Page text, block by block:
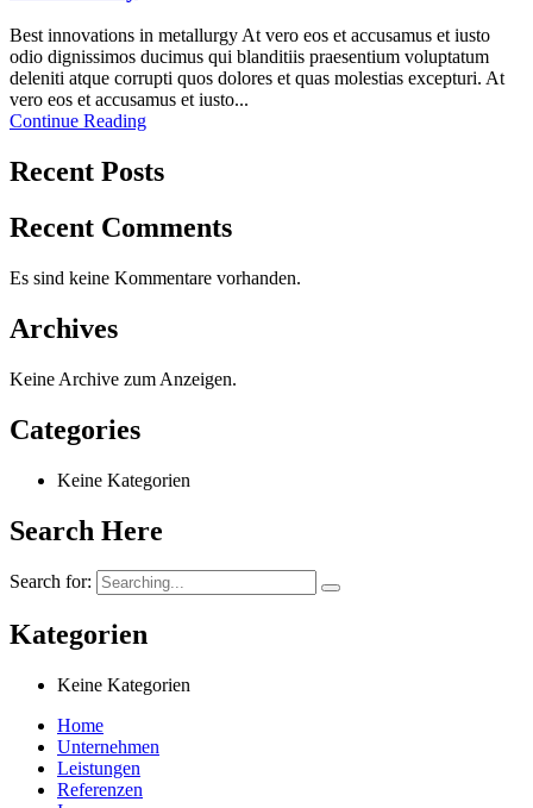
Best innovations in metallurgy At vero eos et accusamus et iusto
odio dignissimos ducimus qui blanditiis praesentium voluptatum
deleniti atque corrupti quos dolores et quas molestias excepturi. At
vero eos et accusamus et iusto...
Continue Reading
Recent Posts
Recent Comments
Es sind keine Kommentare vorhanden.
Archives
Keine Archive zum Anzeigen.
Categories
Keine Kategorien
Search Here
Search for:
Kategorien
Keine Kategorien
Home
Unternehmen
Leistungen
Referenzen